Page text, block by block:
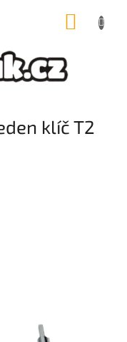
klíč T2